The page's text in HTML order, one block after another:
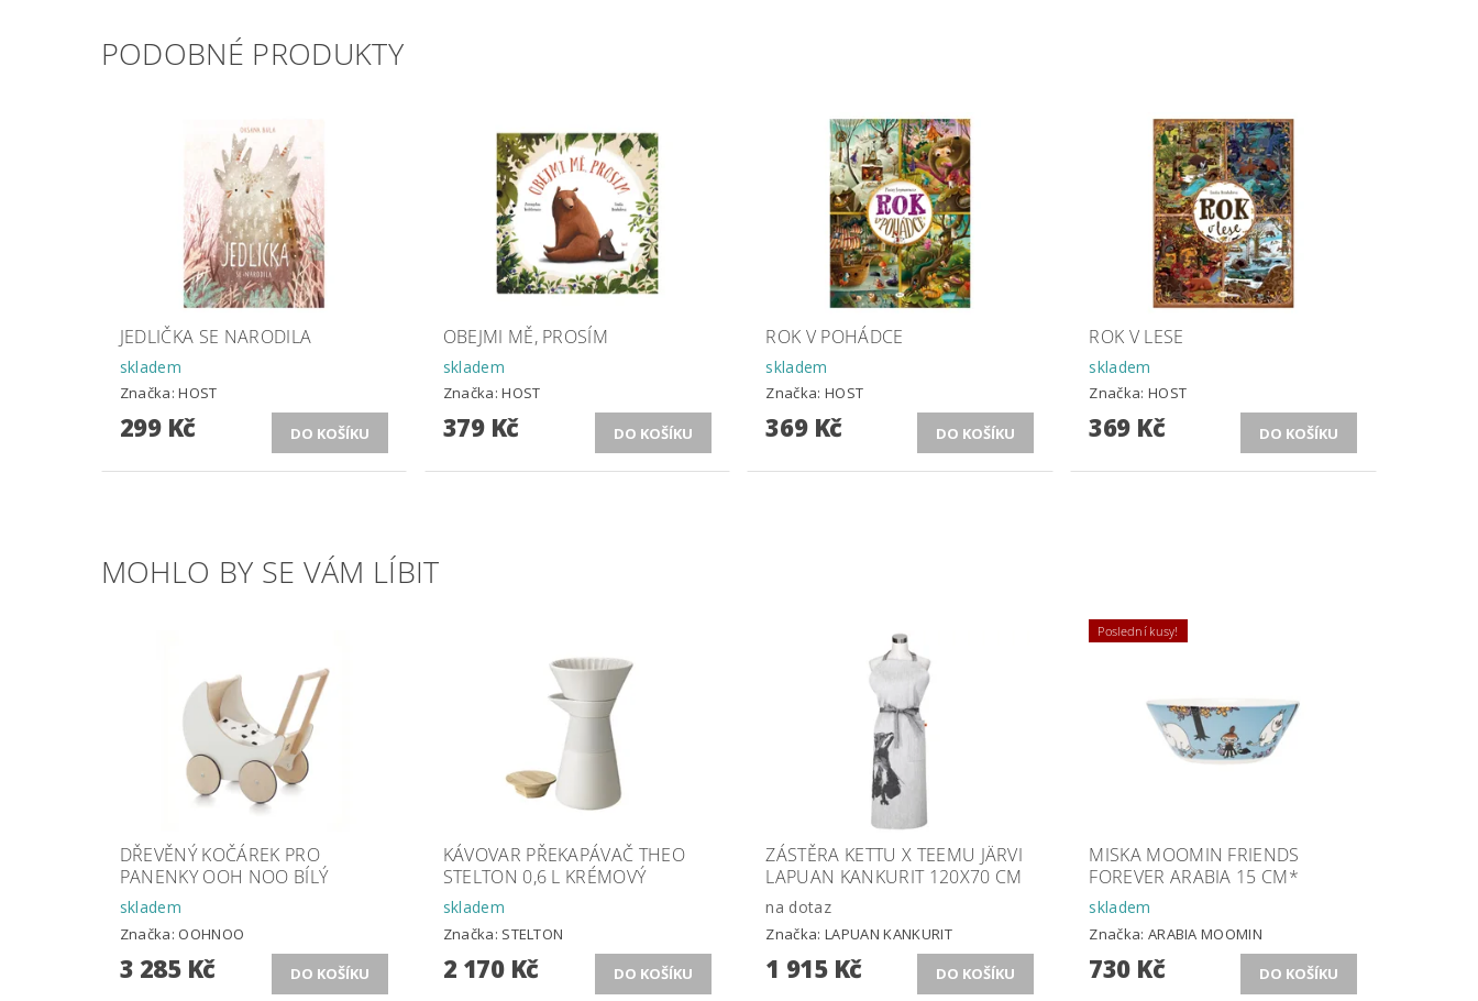
PODOBNÉ PRODUKTY
JEDLIČKA SE NARODILA
skladem
Značka:HOST
299 Kč
OBEJMI MĚ, PROSÍM
skladem
Značka:HOST
379 Kč
ROK V POHÁDCE
skladem
Značka:HOST
369 Kč
ROK V LESE
skladem
Značka: HOST
369 Kč
MOHLO BY SE VÁM LÍBIT
DŘEVĚNÝ KOČÁREK PRO
PANENKY OOH NOO BÍLÝ
skladem
Značka: OOHNOO
3 285 Kč
KÁVOVAR PŘEKAPÁVAČ THEO
STELTON 0,6 L KRÉMOVÝ
skladem
Značka: STELTON
2 170 Kč
ZÁSTĚRA KETTU X TEEMU JÄRVI
LAPUAN KANKURIT 120X70 CM
na dotaz
Značka:LAPUAN KANKURIT
1 915 Kč
Poslední kusy!
MISKA MOOMIN FRIENDS
FOREVER ARABIA 15 CM*
skladem
Značka: ARABIA MOOMIN
730 Kč